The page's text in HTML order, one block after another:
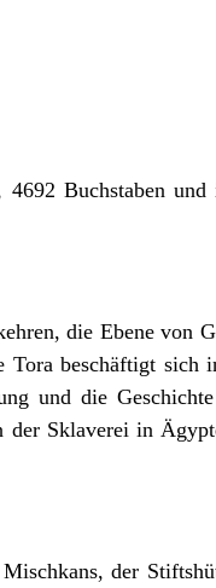
Buchstaben
die Ebene von
beschäftigt sich
und die
Sklaverei in
der